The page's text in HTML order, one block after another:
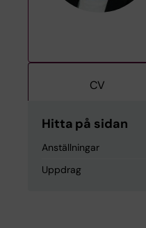
CV
Hitta på sidan
Anställningar
Uppdrag